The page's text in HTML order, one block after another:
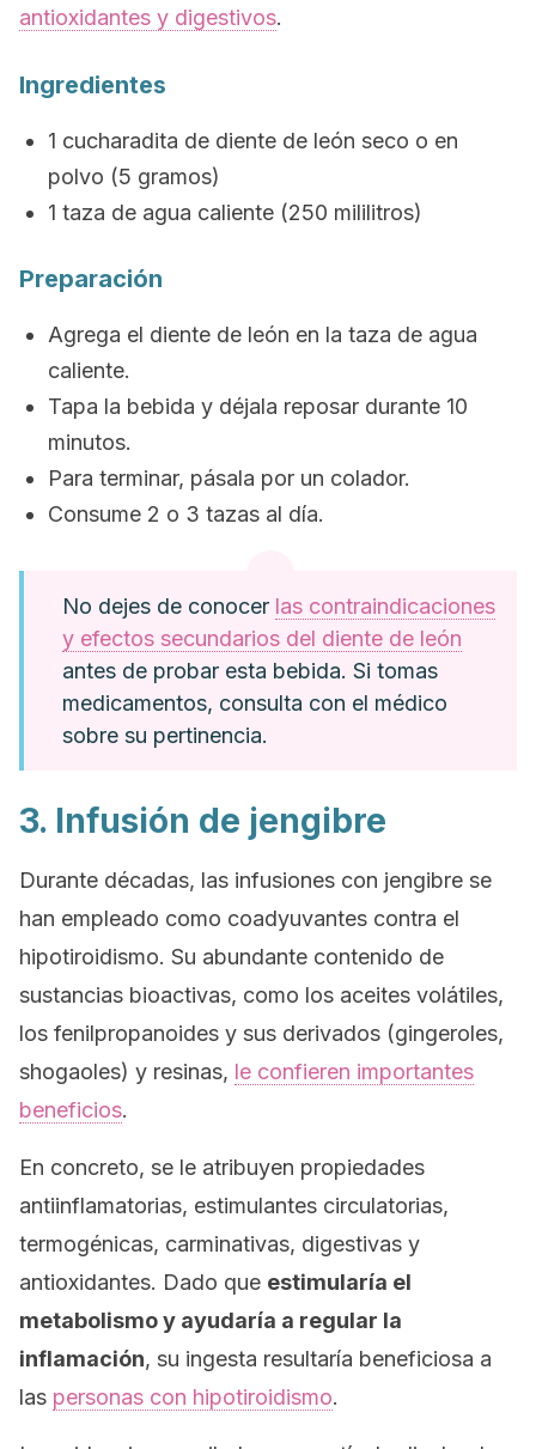
antioxidantes y digestivos.
Ingredientes
1 cucharadita de diente de león seco o en
polvo (5 gramos)
1 taza de agua caliente (250 mililitros)
Preparación
Agrega el diente de león en la taza de agua
caliente.
Tapa la bebida y déjala reposar durante 10
minutos.
Para terminar, pásala por un colador.
Consume 2 o 3 tazas al día.
No dejes de conocer las contraindicaciones
y efectos secundarios del diente de león
antes de probar esta bebida. Si tomas
medicamentos, consulta con el médico
sobre su pertinencia.
3. Infusión de jengibre
Durante décadas, las infusiones con jengibre se
han empleado como coadyuvantes contra el
hipotiroidismo. Su abundante contenido de
sustancias bioactivas, como los aceites volátiles,
los fenilpropanoides y sus derivados (gingeroles,
shogaoles) y resinas, le confieren importantes
beneficios.
En concreto, se le atribuyen propiedades
antiinflamatorias, estimulantes circulatorias,
termogénicas, carminativas, digestivas y
antioxidantes. Dado que estimularía el
metabolismo y ayudaría a regular la
inflamación, su ingesta resultaría beneficiosa a
las personas con hipotiroidismo.